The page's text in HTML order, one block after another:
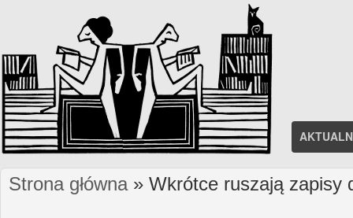
Jesteś tutaj
Strona główna» Wkrótce ruszają zapisy